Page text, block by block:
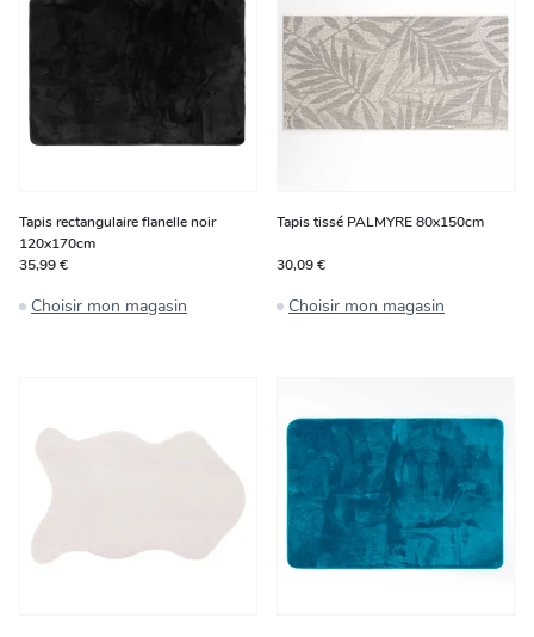
Tapis rectangulaire flanelle noir
120x170cm
35,99 €
Choisir mon magasin
Tapis tissé PALMYRE 80x150cm
30,09 €
Choisir mon magasin